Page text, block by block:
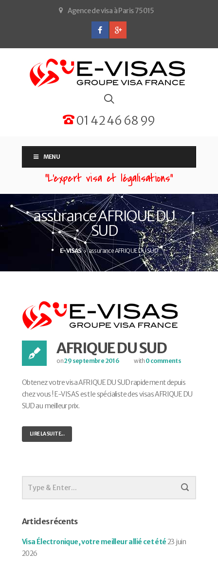
Agence de visa à Paris 75015
01 42 46 68 99
MENU
“L'expert visa et légalisations”
assurance AFRIQUE DU
SUD
E-VISAS assurance AFRIQUE DU SUD
AFRIQUE DU SUD
on29 septembre 2016 with 0 comments
Obtenez votre visa AFRIQUE DU SUD rapidement depuis
chez vous ! E-VISAS est le spécialiste des visas AFRIQUE DU
SUD au meilleur prix.
LIRE LA SUITE...
Articles récents
Visa Électronique, votre meilleur allié cet été23 juin
2026